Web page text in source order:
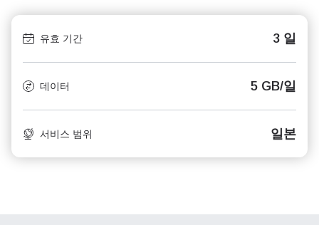
유효 기간 3 일
데이터 5 GB/일
서비스 범위 일본